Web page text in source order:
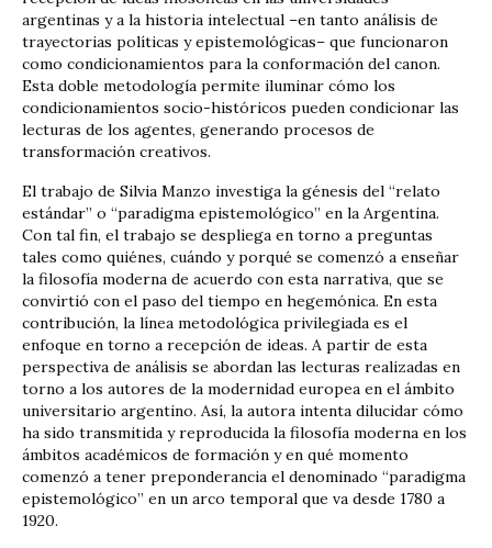
argentinas y a la historia intelectual –en tanto análisis de
trayectorias políticas y epistemológicas– que funcionaron
como condicionamientos para la conformación del canon.
Esta doble metodología permite iluminar cómo los
condicionamientos socio-históricos pueden condicionar las
lecturas de los agentes, generando procesos de
transformación creativos.
El trabajo de Silvia Manzo investiga la génesis del “relato
estándar” o “paradigma epistemológico” en la Argentina.
Con tal fin, el trabajo se despliega en torno a preguntas
tales como quiénes, cuándo y porqué se comenzó a enseñar
la filosofía moderna de acuerdo con esta narrativa, que se
convirtió con el paso del tiempo en hegemónica. En esta
contribución, la línea metodológica privilegiada es el
enfoque en torno a recepción de ideas. A partir de esta
perspectiva de análisis se abordan las lecturas realizadas en
torno a los autores de la modernidad europea en el ámbito
universitario argentino. Así, la autora intenta dilucidar cómo
ha sido transmitida y reproducida la filosofía moderna en los
ámbitos académicos de formación y en qué momento
comenzó a tener preponderancia el denominado “paradigma
epistemológico” en un arco temporal que va desde 1780 a
1920.